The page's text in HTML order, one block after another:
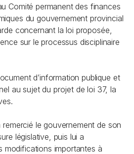
Comité permanent des finances
du gouvernement provincial
concernant la loi proposée,
sur le processus disciplinaire
d’information publique et
au sujet du projet de loi 37, la
.
remercié le gouvernement de son
législative, puis lui a
modifications importantes à